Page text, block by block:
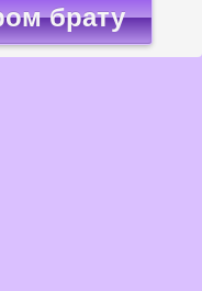
брату